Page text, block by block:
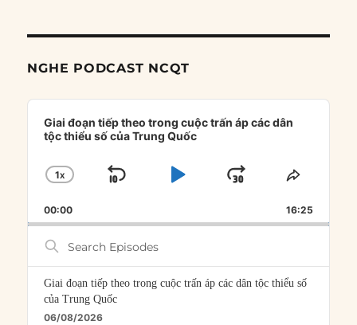
NGHE PODCAST NCQT
Audio
Player
Giai đoạn tiếp theo trong cuộc trấn áp các dân
tộc thiểu số của Trung Quốc
CHANGE
RATE
1X
SKIP
PLAYJUMP
FORWARD
SHARE
00:00 16:25
Search
Episodes
Giai đoạn tiếp theo trong cuộc trấn áp các dân tộc thiểu số
của Trung Quốc
06/08/2026